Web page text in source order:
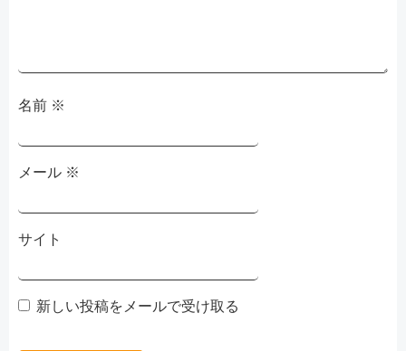
名前 ※
メール ※
サイト
新しい投稿をメールで受け取る